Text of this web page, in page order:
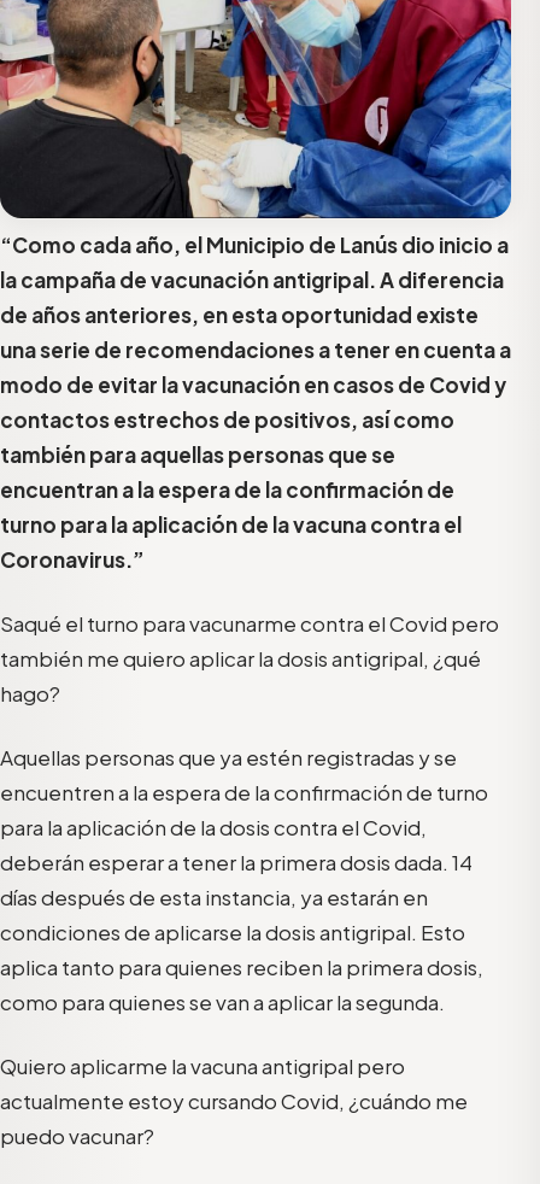
“Como cada año, el Municipio de Lanús dio inicio a
la campaña de vacunación antigripal. A diferencia
de años anteriores, en esta oportunidad existe
una serie de recomendaciones a tener en cuenta a
modo de evitar la vacunación en casos de Covid y
contactos estrechos de positivos, así como
también para aquellas personas que se
encuentran a la espera de la confirmación de
turno para la aplicación de la vacuna contra el
Coronavirus.”
Saqué el turno para vacunarme contra el Covid pero
también me quiero aplicar la dosis antigripal, ¿qué
hago?
Aquellas personas que ya estén registradas y se
encuentren a la espera de la confirmación de turno
para la aplicación de la dosis contra el Covid,
deberán esperar a tener la primera dosis dada. 14
días después de esta instancia, ya estarán en
condiciones de aplicarse la dosis antigripal. Esto
aplica tanto para quienes reciben la primera dosis,
como para quienes se van a aplicar la segunda.
Quiero aplicarme la vacuna antigripal pero
actualmente estoy cursando Covid, ¿cuándo me
puedo vacunar?